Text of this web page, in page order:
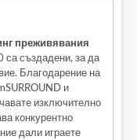
преживявания
са създадени, за да
Благодарение на
и
изключително
конкурентно
дали играете